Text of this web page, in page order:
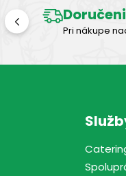
Pri nákupe